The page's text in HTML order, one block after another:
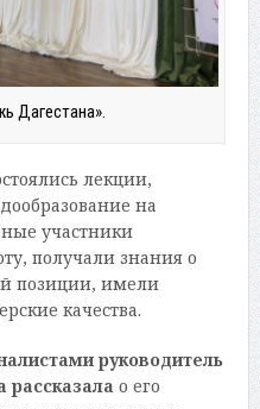
Дагестана».
лекции,
на
участники
получали знания о
позиции, имели
качества.
руководитель
о его